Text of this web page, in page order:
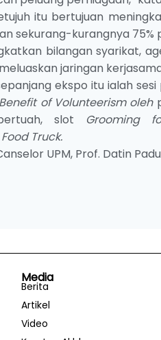
itu bertujuan
sekurang-kurangnya
bilangan syarikat,
jaringan
ekspo itu ialah
Benefit of Volunteerism oleh
slot Grooming
Food Truck.
UPM, Prof. Datin
Media
Berita
Artikel
Video